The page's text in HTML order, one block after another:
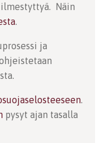
Näin
.
ja
.
pysyt ajan tasalla